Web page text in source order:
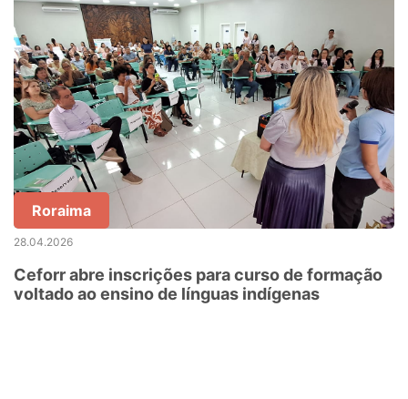
Roraima
28.04.2026
Ceforr abre inscrições para curso de formação
voltado ao ensino de línguas indígenas